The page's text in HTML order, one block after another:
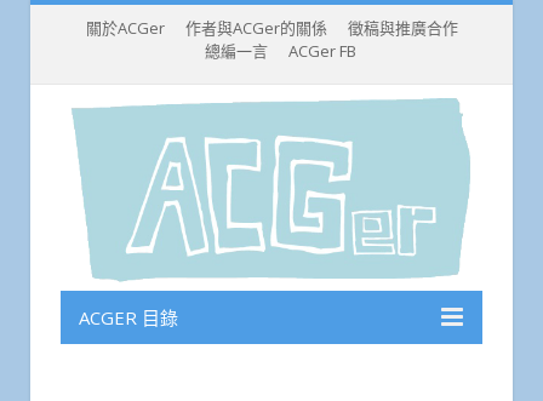
關於ACGer 作者與ACGer的關係
徵稿與推廣合作
總編一言
ACGer FB
ACGER 目錄